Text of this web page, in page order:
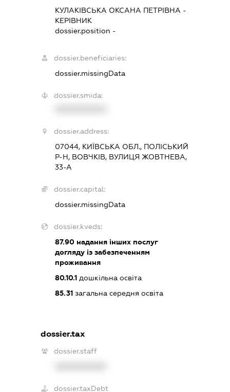
КУЛАКІВСЬКА ОКСАНА ПЕТРІВНА -
КЕРІВНИК
dossier.position -
dossier.beneficiaries:
dossier.missingData
dossier.smida:
dossier.address:
07044, КИЇВСЬКА ОБЛ., ПОЛІСЬКИЙ
Р-Н, ВОВЧКІВ, ВУЛИЦЯ ЖОВТНЕВА,
33-А
dossier.capital:
dossier.missingData
dossier.kveds:
87.90 надання інших послуг
догляду із забезпеченням
проживання
80.10.1 дошкільна освіта
85.31 загальна середня освіта
dossier.tax
dossier.staff
dossier.taxDebt